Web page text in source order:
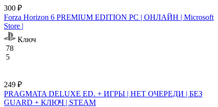
300 ₽
Forza Horizon 6 PREMIUM EDITION PC | ОНЛАЙН | Microsoft
Store |
Ключ
78
5
249 ₽
PRAGMATA DELUXE ED. + ИГРЫ | НЕТ ОЧЕРЕДИ | БЕЗ
GUARD + КЛЮЧ | STEAM